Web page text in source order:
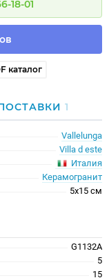
18-01
каталог
1
Vallelunga
Villa d este
Италия
Керамогранит
5x15 см
G1132A
5
15